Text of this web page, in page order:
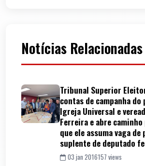
Notícias Relacionadas
Tribunal Superior
contas de campanha
Igreja Universal e
Ferreira e abre
que ele assuma vaga
suplente de deputado
03 jan 2016157 views